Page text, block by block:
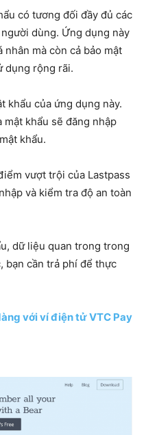
có tương đối đầy đủ các
dùng. Ứng dụng này
mà còn cả bảo mật
dụng rộng rãi.
khẩu của ứng dụng này.
mật khẩu sẽ đăng nhập
khẩu.
vượt trội của Lastpass
và kiểm tra độ an toàn
dữ liệu quan trong trong
bạn cần trả phí để thực
với ví điện tử VTC Pay